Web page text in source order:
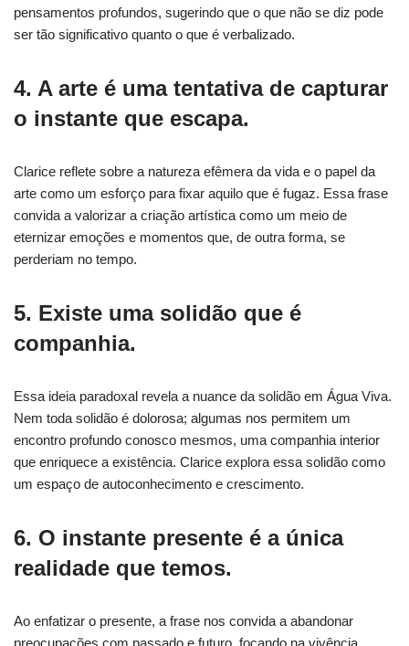
pensamentos profundos, sugerindo que o que não se diz pode
ser tão significativo quanto o que é verbalizado.
4. A arte é uma tentativa de capturar
o instante que escapa.
Clarice reflete sobre a natureza efêmera da vida e o papel da
arte como um esforço para fixar aquilo que é fugaz. Essa frase
convida a valorizar a criação artística como um meio de
eternizar emoções e momentos que, de outra forma, se
perderiam no tempo.
5. Existe uma solidão que é
companhia.
Essa ideia paradoxal revela a nuance da solidão em Água Viva.
Nem toda solidão é dolorosa; algumas nos permitem um
encontro profundo conosco mesmos, uma companhia interior
que enriquece a existência. Clarice explora essa solidão como
um espaço de autoconhecimento e crescimento.
6. O instante presente é a única
realidade que temos.
Ao enfatizar o presente, a frase nos convida a abandonar